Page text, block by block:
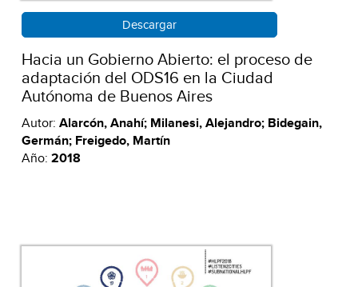
Descargar
Hacia un Gobierno Abierto: el proceso de
adaptación del ODS16 en la Ciudad
Autónoma de Buenos Aires
Autor: Alarcón, Anahí; Milanesi, Alejandro; Bidegain,
Germán; Freigedo, Martín
Año: 2018